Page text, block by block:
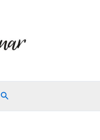
Buscar